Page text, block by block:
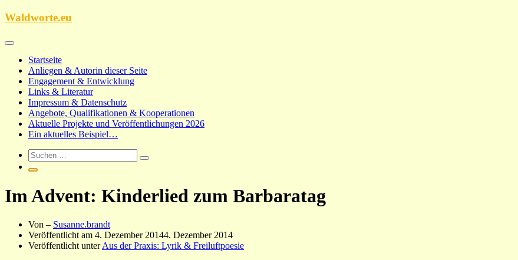
Zum
Waldworte.eu
Startseite
Anliegen & Autorin dieser Seite
Engagement & Entwicklung
Links & Literatur
Impressum & Datenschutz
Angebote, Qualifikationen & Kooperationen
Aktuelle Projekte und Veröffentlichungen 2026
Ein aktuelles Beispiel…
Im Advent: Kinderlied zum Barbaratag
Von – Susanne.brandt
Veröffentlicht am 4. Dezember 20144. Dezember 2014
Veröffentlicht unterAus der Praxis: Lyrik & Freiluftpoesie